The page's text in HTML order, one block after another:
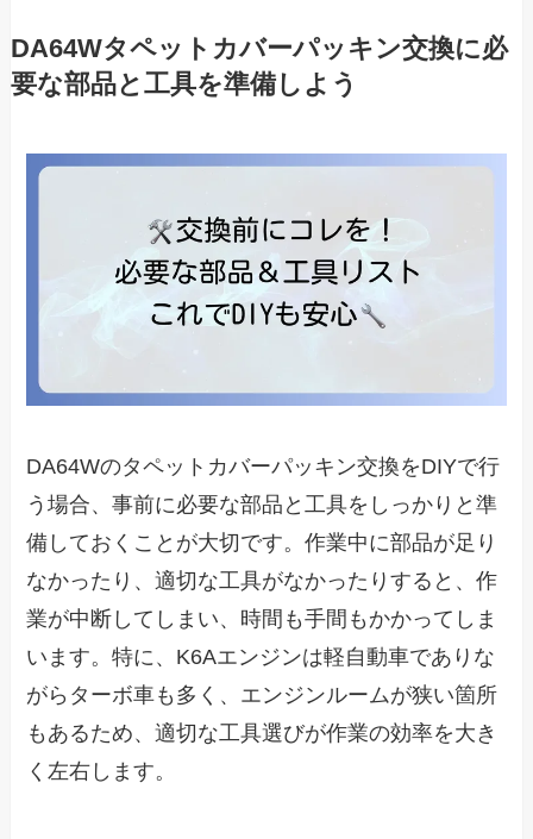
DA64Wタペットカバーパッキン交換に必
要な部品と工具を準備しよう
DA64Wのタペットカバーパッキン交換をDIYで行
う場合、事前に必要な部品と工具をしっかりと準
備しておくことが大切です。作業中に部品が足り
なかったり、適切な工具がなかったりすると、作
業が中断してしまい、時間も手間もかかってしま
います。特に、K6Aエンジンは軽自動車でありな
がらターボ車も多く、エンジンルームが狭い箇所
もあるため、適切な工具選びが作業の効率を大き
く左右します。